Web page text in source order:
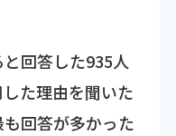
回答した935人
た理由を聞いた
回答が多かった